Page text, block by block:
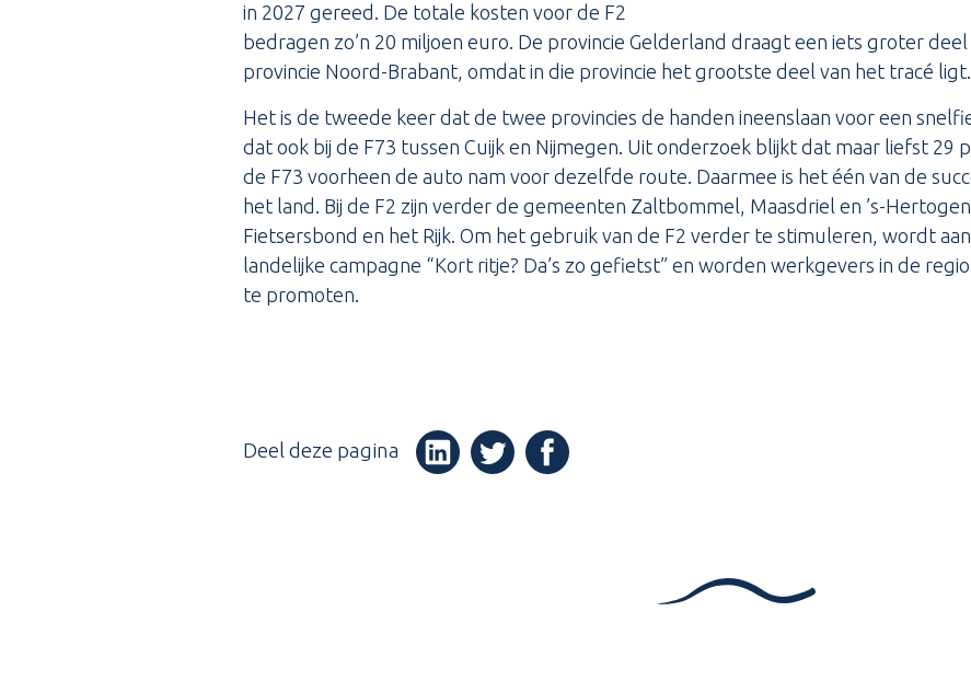
in 2027 gereed. De totale kosten voor de F2
bedragen zo’n 20 miljoen euro. De provincie Gelderland draagt een iets groter
provincie Noord-Brabant, omdat in die provincie het grootste deel van het tracé ligt.
Het is de tweede keer dat de twee provincies de handen ineenslaan voor een
dat ook bij de F73 tussen Cuijk en Nijmegen. Uit onderzoek blijkt dat maar liefst 29
de F73 voorheen de auto nam voor dezelfde route. Daarmee is het één van de
het land. Bij de F2 zijn verder de gemeenten Zaltbommel, Maasdriel en ’s-
Fietsersbond en het Rijk. Om het gebruik van de F2 verder te stimuleren, wordt
landelijke campagne “Kort ritje? Da’s zo gefietst” en worden werkgevers in de
te promoten.
Deel deze pagina